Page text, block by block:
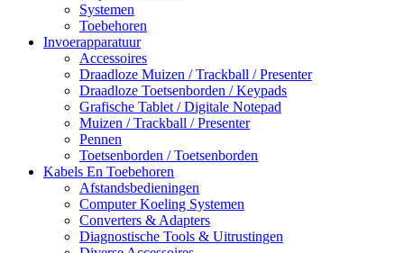
Systemen
Toebehoren
Invoerapparatuur
Accessoires
Draadloze Muizen / Trackball / Presenter
Draadloze Toetsenborden / Keypads
Grafische Tablet / Digitale Notepad
Muizen / Trackball / Presenter
Pennen
Toetsenborden / Toetsenborden
Kabels En Toebehoren
Afstandsbedieningen
Computer Koeling Systemen
Converters & Adapters
Diagnostische Tools & Uitrustingen